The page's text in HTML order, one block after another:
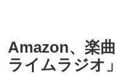
Amazon、楽
ライムラジオ